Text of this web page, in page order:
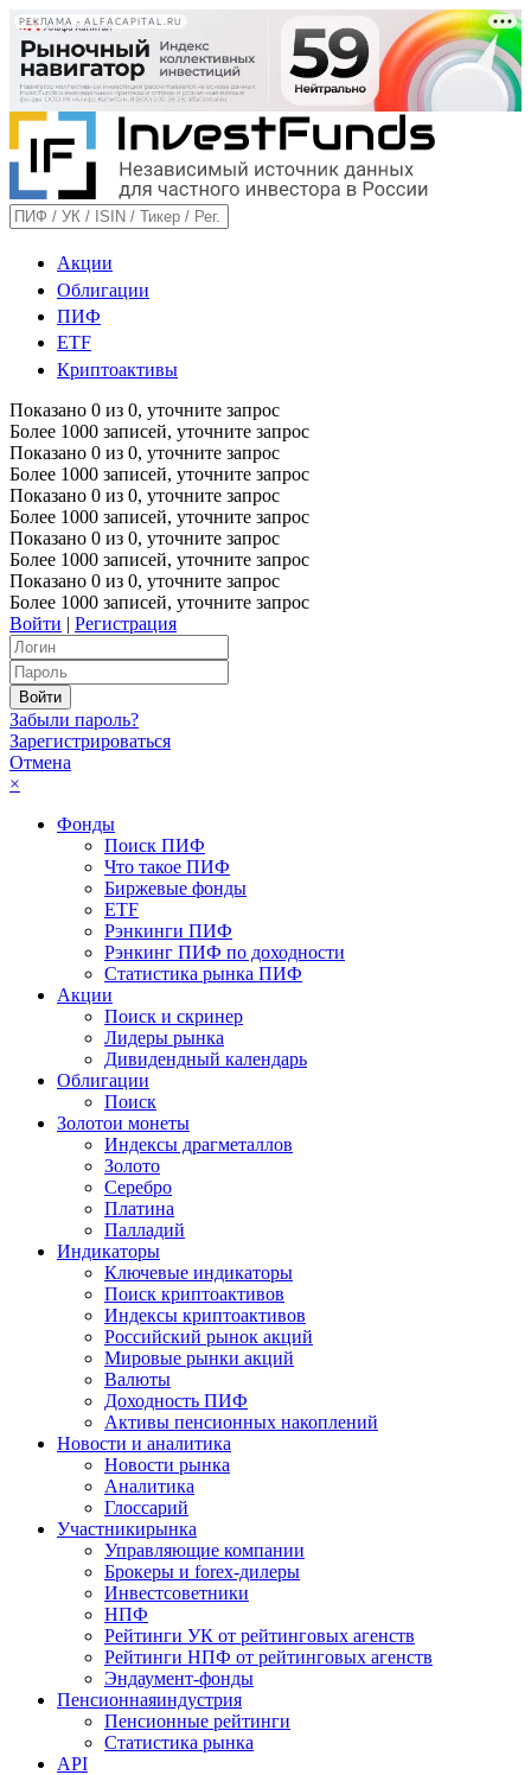
РЕКЛАМА • ALFACAPITAL.RU
Акции
Облигации
ПИФ
ETF
Криптоактивы
Показано 0 из 0, уточните запрос
Более 1000 записей, уточните запрос
Показано 0 из 0, уточните запрос
Более 1000 записей, уточните запрос
Показано 0 из 0, уточните запрос
Более 1000 записей, уточните запрос
Показано 0 из 0, уточните запрос
Более 1000 записей, уточните запрос
Показано 0 из 0, уточните запрос
Более 1000 записей, уточните запрос
Войти | Регистрация
Забыли пароль?
Зарегистрироваться
Отмена
×
Фонды
Поиск ПИФ
Что такое ПИФ
Биржевые фонды
ETF
Рэнкинги ПИФ
Рэнкинг ПИФ по доходности
Статистика рынка ПИФ
Акции
Поиск и скринер
Лидеры рынка
Дивидендный календарь
Облигации
Поиск
Золотои монеты
Индексы драгметаллов
Золото
Серебро
Платина
Палладий
Индикаторы
Ключевые индикаторы
Поиск криптоактивов
Индексы криптоактивов
Российский рынок акций
Мировые рынки акций
Валюты
Доходность ПИФ
Активы пенсионных накоплений
Новости и аналитика
Новости рынка
Аналитика
Глоссарий
Участникирынка
Управляющие компании
Брокеры и forex-дилеры
Инвестсоветники
НПФ
Рейтинги УК от рейтинговых агенств
Рейтинги НПФ от рейтинговых агенств
Эндаумент-фонды
Пенсионнаяиндустрия
Пенсионные рейтинги
Статистика рынка
API